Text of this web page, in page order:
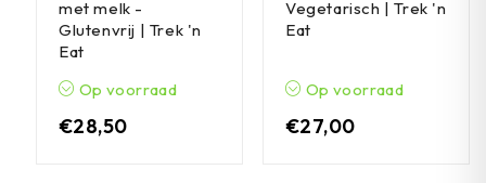
met melk -
Glutenvrij | Trek 'n
Eat
Op voorraad
€28,50
Vegetarisch | Trek 'n
Eat
Op voorraad
€27,00